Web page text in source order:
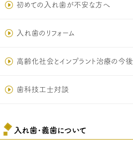
初めての入れ歯が不安な方へ
入れ歯のリフォーム
高齢化社会とインプラント治療の今後
歯科技工士対談
入れ歯･義歯について